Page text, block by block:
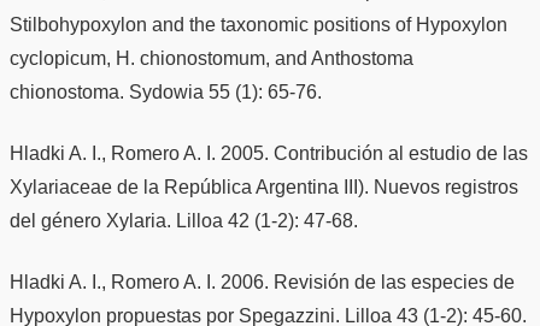
Stilbohypoxylon and the taxonomic positions of Hypoxylon
cyclopicum, H. chionostomum, and Anthostoma
chionostoma. Sydowia 55 (1): 65-76.
Hladki A. I., Romero A. I. 2005. Contribución al estudio de las
Xylariaceae de la República Argentina III). Nuevos registros
del género Xylaria. Lilloa 42 (1-2): 47-68.
Hladki A. I., Romero A. I. 2006. Revisión de las especies de
Hypoxylon propuestas por Spegazzini. Lilloa 43 (1-2): 45-60.